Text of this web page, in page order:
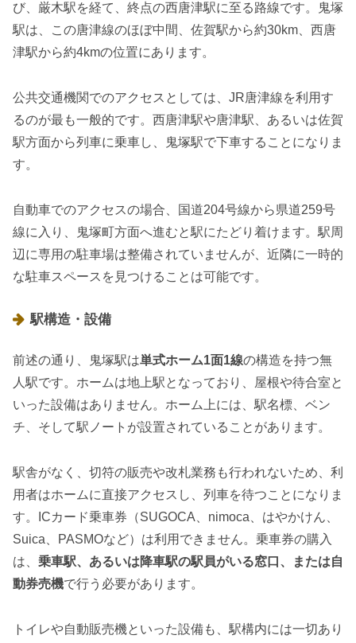
び、厳木駅を経て、終点の西唐津駅に至る路線です。鬼塚
駅は、この唐津線のほぼ中間、佐賀駅から約30km、西唐
津駅から約4kmの位置にあります。
公共交通機関でのアクセスとしては、JR唐津線を利用す
るのが最も一般的です。西唐津駅や唐津駅、あるいは佐賀
駅方面から列車に乗車し、鬼塚駅で下車することになりま
す。
自動車でのアクセスの場合、国道204号線から県道259号
線に入り、鬼塚町方面へ進むと駅にたどり着けます。駅周
辺に専用の駐車場は整備されていませんが、近隣に一時的
な駐車スペースを見つけることは可能です。
駅構造・設備
前述の通り、鬼塚駅は単式ホーム1面1線の構造を持つ無
人駅です。ホームは地上駅となっており、屋根や待合室と
いった設備はありません。ホーム上には、駅名標、ベン
チ、そして駅ノートが設置されていることがあります。
駅舎がなく、切符の販売や改札業務も行われないため、利
用者はホームに直接アクセスし、列車を待つことになりま
す。ICカード乗車券（SUGOCA、nimoca、はやかけん、
Suica、PASMOなど）は利用できません。乗車券の購入
は、 乗車駅、あるいは降車駅の駅員がいる窓口、または自
動券売機で行う必要があります。
トイレや自動販売機といった設備も、駅構内には一切あり